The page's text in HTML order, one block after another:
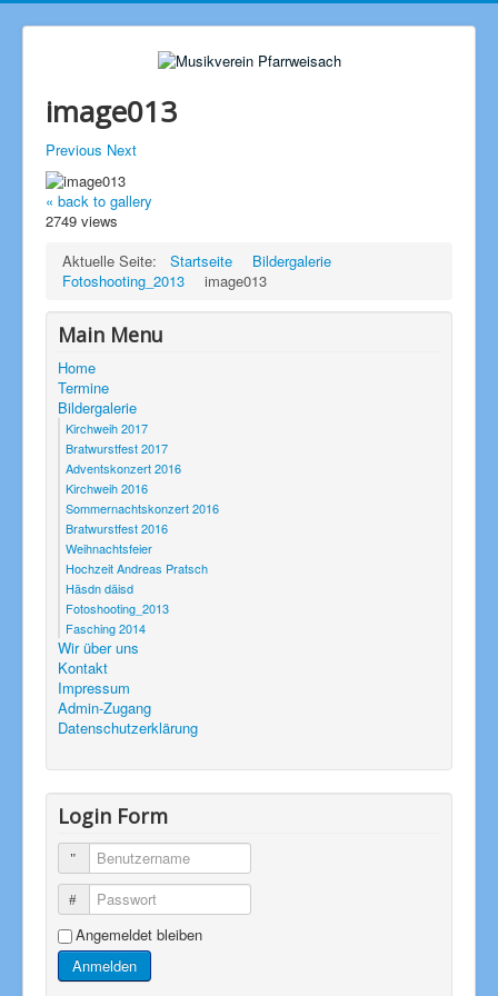
image013
Previous Next
« back to gallery
2749 views
Aktuelle Seite:
Startseite
Bildergalerie
Fotoshooting_2013
image013
Main Menu
Home
Termine
Bildergalerie
Kirchweih 2017
Bratwurstfest 2017
Adventskonzert 2016
Kirchweih 2016
Sommernachtskonzert 2016
Bratwurstfest 2016
Weihnachtsfeier
Hochzeit Andreas Pratsch
Häsdn däisd
Fotoshooting_2013
Fasching 2014
Wir über uns
Kontakt
Impressum
Admin-Zugang
Datenschutzerklärung
Login Form
Benutzername
Passwort
Angemeldet bleiben
Anmelden